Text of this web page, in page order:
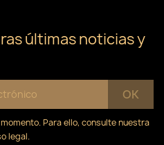
últimas noticias y
Para ello, consulte nuestra
legal.